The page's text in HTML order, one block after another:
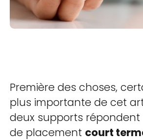
Première des choses,
plus importante de cet
deux supports répondent
de placement court